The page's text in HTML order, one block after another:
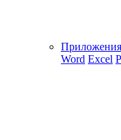
Word Excel